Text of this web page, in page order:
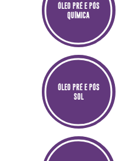
ÓLEO PRÉ E PÓS
QUÍMICA
ÓLEO PRÉ E PÓS
SOL